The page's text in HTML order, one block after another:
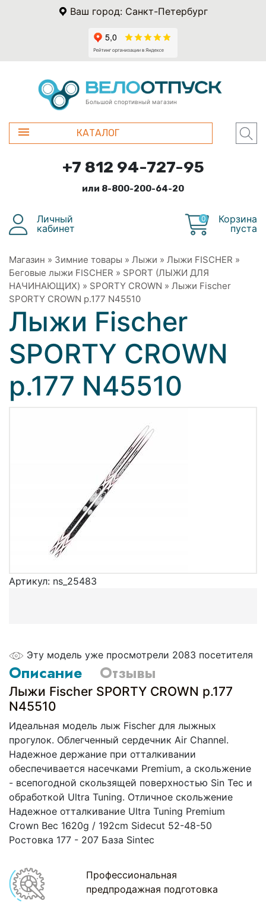
Ваш город: Санкт-Петербург
Большой спортивный магазин
КАТАЛОГ
+7 812 94-727-95
или 8-800-200-64-20
Личный
кабинет
0
Корзина
пуста
Магазин » Зимние товары » Лыжи » Лыжи FISСHER »
Беговые лыжи FISСHER » SPORT (ЛЫЖИ ДЛЯ
НАЧИНАЮЩИХ) » SPORTY CROWN » Лыжи Fischer
SPORTY CROWN p.177 N45510
Лыжи Fischer
SPORTY CROWN
p.177 N45510
Артикул: ns_25483
Эту модель уже просмотрели 2083 посетителя
Описание Отзывы
Лыжи Fischer SPORTY CROWN p.177
N45510
Идеальная модель лыж Fisсher для лыжных
прогулок. Облегченный сердечник Air Channel.
Надежное держание при отталкивании
обеспечивается насечками Premium, а скольжение
- всепогодной скользящей поверхностью Sin Tec и
обработкой Ultra Tuning. Отличное скольжение
Надежное отталкивание Ultra Tuning Premium
Crown Вес 1620g / 192cm Sidecut 52-48-50
Ростовка 177 - 207 База Sintec
Профессиональная
предпродажная подготовка